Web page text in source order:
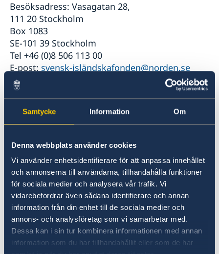
Samtycke Information Om
Denna webbplats använder cookies
Vi använder enhetsidentifierare för att anpassa innehållet
och annonserna till användarna, tillhandahålla funktioner
för sociala medier och analysera vår trafik. Vi
vidarebefordrar även sådana identifierare och annan
information från din enhet till de sociala medier och
annons- och analysföretag som vi samarbetar med.
Dessa kan i sin tur kombinera informationen med annan
information som du har tillhandahållit eller som de har
Besöksadress: Vasagatan 28,
111 20 Stockholm
Box 1083
SE-101 39 Stockholm
Tel +46 (0)8 506 113 00
E-post: svensk-isländskafonden@norden.se
Svenska föreningen
Ordförande: Maria Hedman
Tel: (+354) 698 2254
Klicka här för att komma till Svenska
föreningens hemsida
Föreningen Norden
Ordförande: Bogi Ágústsson
Adress: Odinsgata 7